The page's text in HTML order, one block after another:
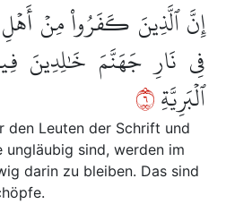
إِنَّ ٱلَّذِينَ كَفَرُواْ مِنۡ
فِي نَارِ جَهَنَّمَ خَٰلِدِينَ
ٱلۡبَرِيَّةِ٦
den Leuten der Schrift und
ungläubig sind, werden im
darin zu bleiben. Das sind